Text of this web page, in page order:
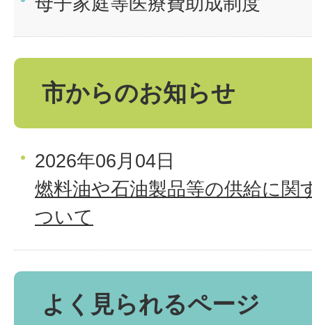
市からのお知らせ
2026年06月04日
燃料油や石油製品等の供給に関
ついて
よく見られるページ